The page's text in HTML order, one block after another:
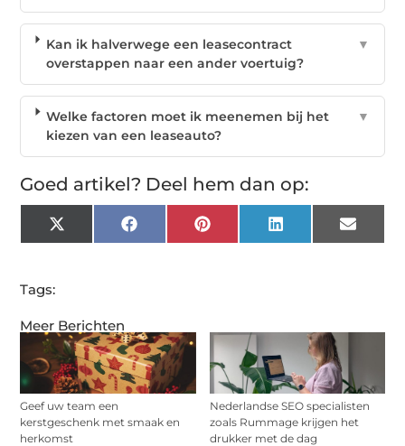
Meer Berichten
Geef uw team een
kerstgeschenk met smaak en
herkomst
Nederlandse SEO specialisten
zoals Rummage krijgen het
drukker met de dag
Kan ik halverwege een leasecontract
overstappen naar een ander voertuig?
▼
Welke factoren moet ik meenemen bij het
kiezen van een leaseauto?
▼
Goed artikel? Deel hem dan op:
X
(Twitter)
Facebook Pinterest LinkedIn Email
Tags: